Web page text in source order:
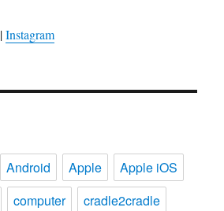
|Instagram
Android Apple
Apple iOS
computer
cradle2cradle